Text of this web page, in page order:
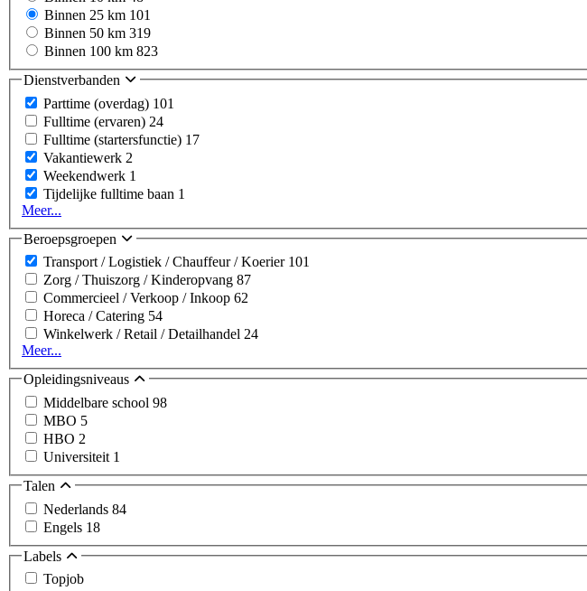
Binnen 25 km 101
Binnen 50 km 319
Binnen 100 km 823
Dienstverbanden
Parttime (overdag) 101
Fulltime (ervaren) 24
Fulltime (startersfunctie) 17
Vakantiewerk 2
Weekendwerk 1
Tijdelijke fulltime baan 1
Meer...
Beroepsgroepen
Transport / Logistiek / Chauffeur / Koerier 101
Zorg / Thuiszorg / Kinderopvang 87
Commercieel / Verkoop / Inkoop 62
Horeca / Catering 54
Winkelwerk / Retail / Detailhandel 24
Meer...
Opleidingsniveaus
Middelbare school 98
MBO 5
HBO 2
Universiteit 1
Talen
Nederlands 84
Engels 18
Labels
Topjob